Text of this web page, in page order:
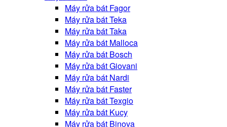
Máy rửa bát Fagor
Máy rửa bát Teka
Máy rửa bát Taka
Máy rửa bát Malloca
Máy rửa bát Bosch
Máy rửa bát Giovani
Máy rửa bát Nardi
Máy rửa bát Faster
Máy rửa bát Texgio
Máy rửa bát Kucy
Máy rửa bát Binova